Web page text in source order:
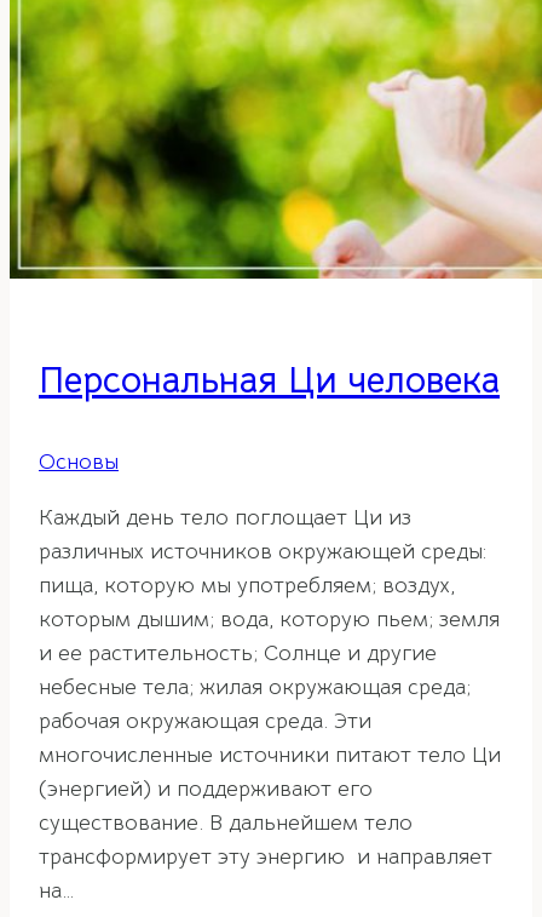
дом
Персональная Ци человека
Основы
Каждый день тело поглощает Ци из
различных источников окружающей среды:
пища, которую мы употребляем; воздух,
которым дышим; вода, которую пьем; земля
и ее растительность; Солнце и другие
небесные тела; жилая окружающая среда;
рабочая окружающая среда. Эти
многочисленные источники питают тело Ци
(энергией) и поддерживают его
существование. В дальнейшем тело
трансформирует эту энергию и направляет
на…